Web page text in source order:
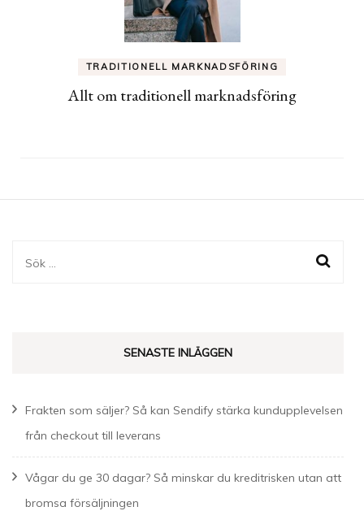
TRADITIONELL MARKNADSFÖRING
Allt om traditionell marknadsföring
Sök
SENASTE INLÄGGEN
Frakten som säljer? Så kan Sendify stärka kundupplevelsen
från checkout till leverans
Vågar du ge 30 dagar? Så minskar du kreditrisken utan att
bromsa försäljningen